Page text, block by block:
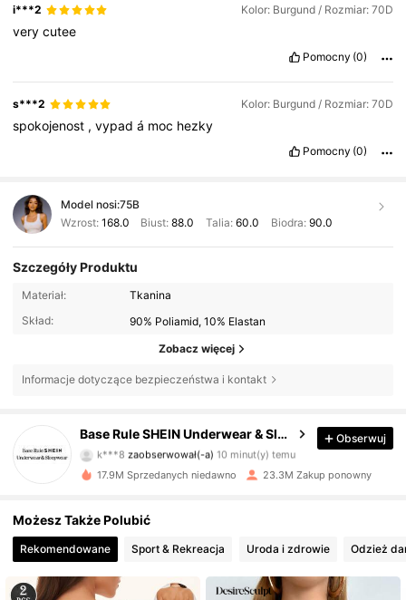
i***2 Kolor: Burgund / Rozmiar: 70D
verycutee
Pomocny (0)
s***2 Kolor: Burgund / Rozmiar: 70D
spokojenost ,vypadá moc hezky
Pomocny (0)
Model nosi:75B
Wzrost: 168.0 Biust:88.0 Talia: 60.0 Biodra: 90.0
Szczegóły Produktu
Materiał:
Tkanina
Skład:
90% Poliamid, 10% Elastan
Zobacz więcej
Informacje dotyczące bezpieczeństwa i kontakt
Base Rule SHEIN Underwear & Sleepwear
k***8 zaobserwował(-a) 10 minut(y) temu
m***7przegląda
4,87
1.1M Obserwujący
4,87 1.1M Obserwujący
Obserwuj
17.9M Sprzedanych niedawno 23.3M Zakup ponowny
Możesz Także Polubić
Rekomendowane Sport & Rekreacja Uroda i zdrowie Odzież